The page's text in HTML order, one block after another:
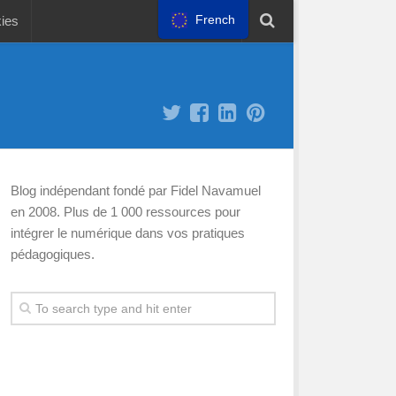
Blog indépendant fondé par Fidel Navamuel
en 2008. Plus de 1 000 ressources pour
intégrer le numérique dans vos pratiques
pédagogiques.
French